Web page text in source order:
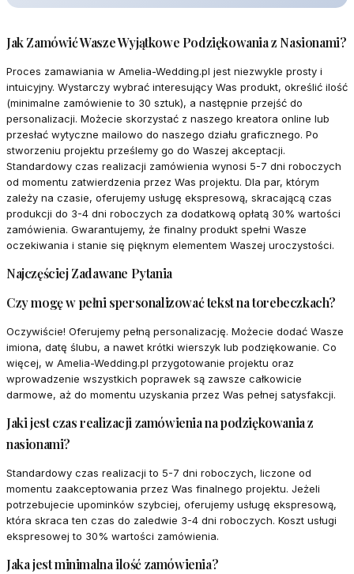
Jak Zamówić Wasze Wyjątkowe Podziękowania z Nasionami?
Proces zamawiania w Amelia-Wedding.pl jest niezwykle prosty i
intuicyjny. Wystarczy wybrać interesujący Was produkt, określić ilość
(minimalne zamówienie to 30 sztuk), a następnie przejść do
personalizacji. Możecie skorzystać z naszego kreatora online lub
przesłać wytyczne mailowo do naszego działu graficznego. Po
stworzeniu projektu prześlemy go do Waszej akceptacji.
Standardowy czas realizacji zamówienia wynosi 5-7 dni roboczych
od momentu zatwierdzenia przez Was projektu. Dla par, którym
zależy na czasie, oferujemy usługę ekspresową, skracającą czas
produkcji do 3-4 dni roboczych za dodatkową opłatą 30% wartości
zamówienia. Gwarantujemy, że finalny produkt spełni Wasze
oczekiwania i stanie się pięknym elementem Waszej uroczystości.
Najczęściej Zadawane Pytania
Czy mogę w pełni spersonalizować tekst na torebeczkach?
Oczywiście! Oferujemy pełną personalizację. Możecie dodać Wasze
imiona, datę ślubu, a nawet krótki wierszyk lub podziękowanie. Co
więcej, w Amelia-Wedding.pl przygotowanie projektu oraz
wprowadzenie wszystkich poprawek są zawsze całkowicie
darmowe, aż do momentu uzyskania przez Was pełnej satysfakcji.
Jaki jest czas realizacji zamówienia na podziękowania z
nasionami?
Standardowy czas realizacji to 5-7 dni roboczych, liczone od
momentu zaakceptowania przez Was finalnego projektu. Jeżeli
potrzebujecie upominków szybciej, oferujemy usługę ekspresową,
która skraca ten czas do zaledwie 3-4 dni roboczych. Koszt usługi
ekspresowej to 30% wartości zamówienia.
Jaka jest minimalna ilość zamówienia?